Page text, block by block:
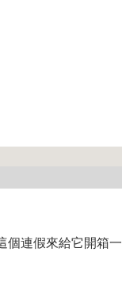
連假來給它開箱